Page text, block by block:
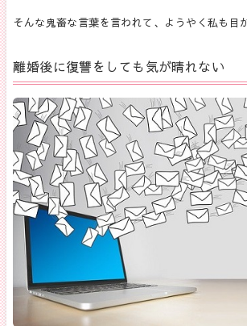
そんな鬼畜な言葉を言われて、ようやく私も目
離婚後に復讐をしても気が晴れない